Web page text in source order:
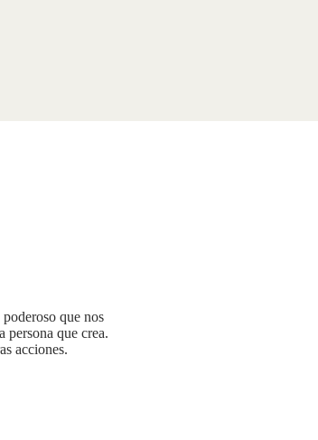
que nos
persona que crea.
acciones.